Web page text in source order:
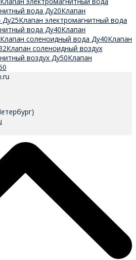
вода Ду20Клапан
Ду25Клапан электромагнитный вода
вода Ду40Клапан
Клапан соленоидный вода Ду40Клапан
Клапан соленоидный воздух
воздух Ду50Клапан